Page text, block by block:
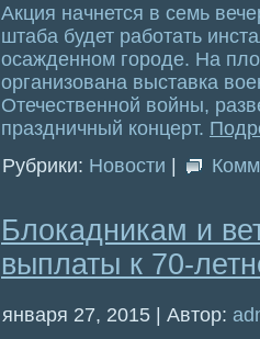
Акция начнется в семь
штаба будет работать
осажденном городе. На
организована выставка
Отечественной войны,
праздничный концерт.
Рубрики: Новости |
Блокадникам и
выплаты к 70-
января 27, 2015 | Автор: